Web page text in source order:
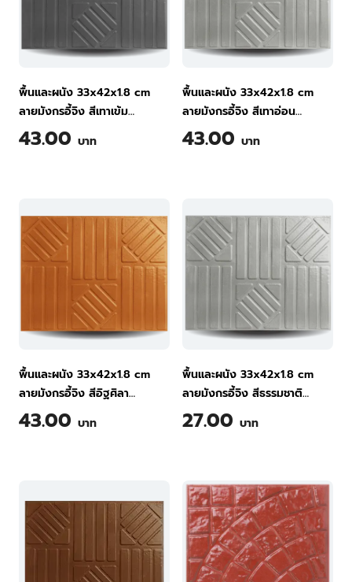
พื้นและผนัง 33x42x1.8 cm
ลายมังกรอี้จิง สีเทาเข้ม
กระเบื้องพื้นคอนกรีต ทีพีไอ
43.00 บาท
พื้นและผนัง 33x42x1.8 cm
ลายมังกรอี้จิง สีเทาอ่อน
กระเบื้องพื้นคอนกรีต ทีพีไอ
43.00 บาท
พื้นและผนัง 33x42x1.8 cm
ลายมังกรอี้จิง สีอิฐศิลา
กระเบื้องพื้นคอนกรีต ทีพีไอ
43.00 บาท
พื้นและผนัง 33x42x1.8 cm
ลายมังกรอี้จิง สีธรรมชาติ
กระเบื้องพื้นคอนกรีต ทีพีไอ
27.00 บาท